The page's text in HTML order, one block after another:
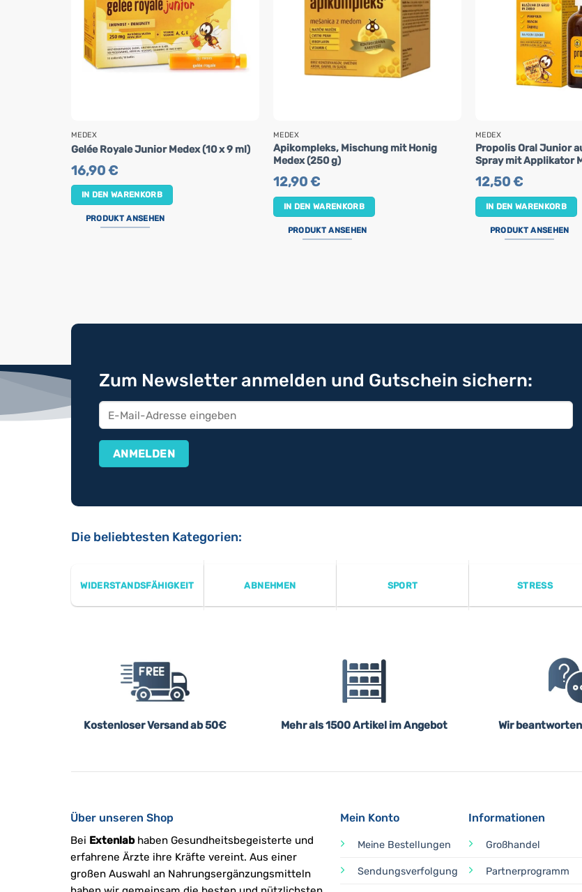
MEDEX
Gelée Royale Junior Medex (10 x 9 ml)
16,90€
IN DEN WARENKORB
PRODUKT ANSEHEN
MEDEX
Apikompleks, Mischung mit Honig
Medex (250 g)
12,90€
IN DEN WARENKORB
PRODUKT ANSEHEN
MEDEX
Propolis Oral Junior
Spray mit Applikator
12,50€
IN DEN WARENKORB
PRODUKT ANSEHEN
Zum Newsletter anmelden und Gutschein sichern:
Die beliebtesten Kategorien:
WIDERSTANDSFÄHIGKEIT ABNEHMEN SPORT STRESS
Kostenloser Versand ab 50€ Mehr als 1500 Artikel im Angebot Wir
Über unseren Shop
Bei Extenlabhaben Gesundheitsbegeisterte und
erfahrene Ärzte ihre Kräfte vereint. Aus einer
großen Auswahl an Nahrungsergänzungsmitteln
Mein Konto
Meine Bestellungen
Sendungsverfolgung
Informationen
Großhandel
Partnerprogramm